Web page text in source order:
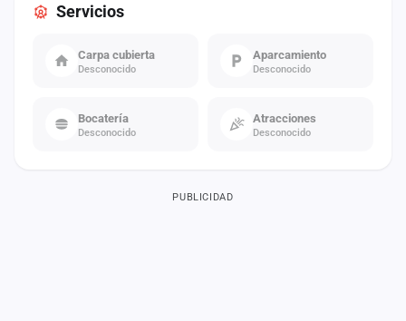
Servicios
Carpa cubierta
Desconocido
Aparcamiento
Desconocido
Bocatería
Desconocido
Atracciones
Desconocido
PUBLICIDAD